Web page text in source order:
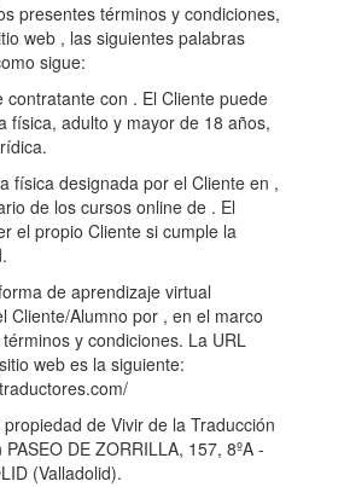
presentes términos y condiciones,
web , las siguientes palabras
sigue:
contratante con . El Cliente puede
física, adulto y mayor de 18 años,
física designada por el Cliente en ,
de los cursos online de . El
el propio Cliente si cumple la
de aprendizaje virtual
Cliente/Alumno por , en el marco
y condiciones. La URL
web es la siguiente:
de Vivir de la Traducción
DE ZORRILLA, 157, 8ºA -
(Valladolid).